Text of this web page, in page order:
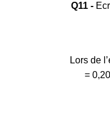
Q11 -
Lors de
=